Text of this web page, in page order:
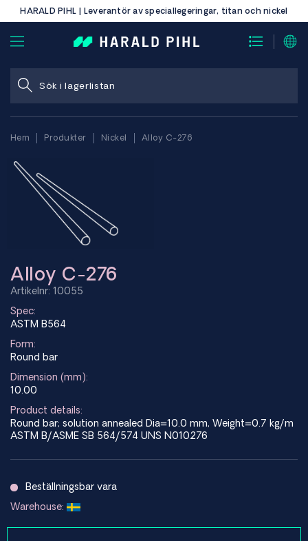
HARALD PIHL | Leverantör av speciallegeringar, titan och nickel
Hem Produkter Nickel Alloy C-276
Alloy C-276
Artikelnr: 10055
Spec:
ASTM B564
Form:
Round bar
Dimension (mm):
10.00
Product details:
Round bar; solution annealed Dia=10.0 mm, Weight=0.7 kg/m
ASTM B/ASME SB 564/574 UNS N010276
Beställningsbar vara
Warehouse: